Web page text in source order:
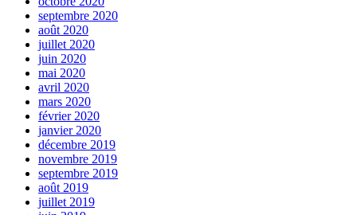
septembre 2020
août 2020
juillet 2020
juin 2020
mai 2020
avril 2020
mars 2020
février 2020
janvier 2020
décembre 2019
novembre 2019
septembre 2019
août 2019
juillet 2019